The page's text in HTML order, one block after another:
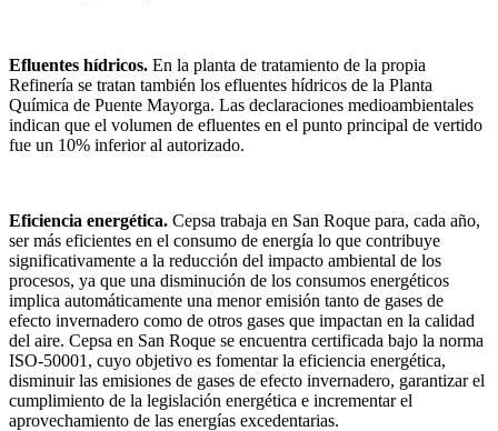
Efluentes hídricos. En la planta de tratamiento de la propia
Refinería se tratan también los efluentes hídricos de la Planta
Química de Puente Mayorga. Las declaraciones medioambientales
indican que el volumen de efluentes en el punto principal de vertido
fue un 10% inferior al autorizado.
Eficiencia energética. Cepsa trabaja en San Roque para, cada año,
ser más eficientes en el consumo de energía lo que contribuye
significativamente a la reducción del impacto ambiental de los
procesos, ya que una disminución de los consumos energéticos
implica automáticamente una menor emisión tanto de gases de
efecto invernadero como de otros gases que impactan en la calidad
del aire. Cepsa en San Roque se encuentra certificada bajo la norma
ISO-50001, cuyo objetivo es fomentar la eficiencia energética,
disminuir las emisiones de gases de efecto invernadero, garantizar el
cumplimiento de la legislación energética e incrementar el
aprovechamiento de las energías excedentarias.